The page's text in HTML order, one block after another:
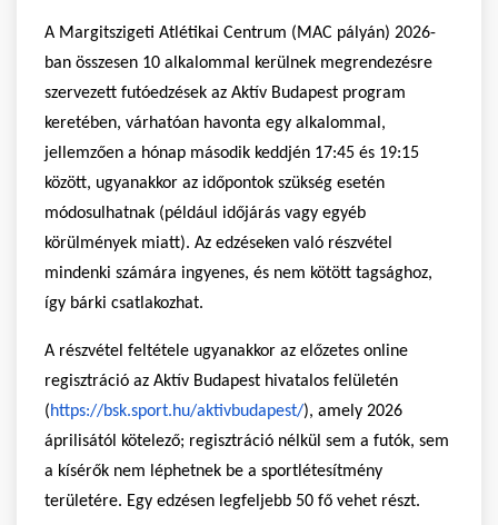
A Margitszigeti Atlétikai Centrum (MAC pályán) 2026-
ban összesen 10 alkalommal kerülnek megrendezésre
szervezett futóedzések az Aktív Budapest program
keretében, várhatóan havonta egy alkalommal,
jellemzően a hónap második keddjén 17:45 és 19:15
között, ugyanakkor az időpontok szükség esetén
módosulhatnak (például időjárás vagy egyéb
körülmények miatt). Az edzéseken való részvétel
mindenki számára ingyenes, és nem kötött tagsághoz,
így bárki csatlakozhat.
A részvétel feltétele ugyanakkor az előzetes online
regisztráció az Aktív Budapest hivatalos felületén
(https://bsk.sport.hu/aktivbudapest/), amely 2026
áprilisától kötelező; regisztráció nélkül sem a futók, sem
a kísérők nem léphetnek be a sportlétesítmény
területére. Egy edzésen legfeljebb 50 fő vehet részt.